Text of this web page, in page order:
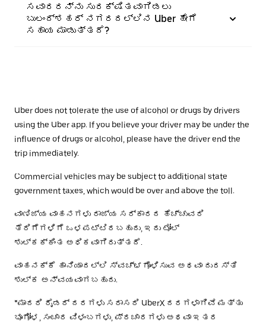
ಸವಾರರನ್ನು ಸುರಕ್ಷಿತವಾಗಿಡಲು
ಬುಲಂದ್‌ಶಹರ್ ನಗರದಲ್ಲಿನ Uber ಹೇಗೆ
ಸಹಾಯ ಮಾಡುತ್ತದೆ?
Uber does not tolerate the use of alcohol or drugs by drivers
using the Uber app. If you believe your driver may be under the
influence of drugs or alcohol, please have the driver end the
trip immediately.
Commercial vehicles may be subject to additional state
government taxes, which would be over and above the toll.
ವಾಣಿಜ್ಯ ವಾಹನಗಳು ರಾಜ್ಯ ಸರ್ಕಾರದ ಹೆಚ್ಚುವರಿ
ತೆರಿಗೆಗಳಿಗೆ ಒಳಪಟ್ಟಿರಬಹುದು, ಇದು ಟೋಲ್
ಶುಲ್ಕಕ್ಕಿಂತ ಅಧಿಕವಾಗಿರುತ್ತದೆ.
ವಾಹನಕ್ಕೆ ಹಾನಿಯಾದಲ್ಲಿ ಸ್ವಚ್ಛಗೊಳಿಸುವ ಅಥವಾ ದುರಸ್ತಿ
ಶುಲ್ಕ ಅನ್ವಯವಾಗಬಹುದು.
*ಮಾದರಿ ರೈಡರ್ ದರಗಳು ಸರಾಸರಿ UberX ದರಗಳಾಗಿವೆ ಮತ್ತು
ಭೂಗೋಳ, ಸಂಚಾರ ವಿಳಂಬಗಳು, ಪ್ರಚಾರಗಳು ಅಥವಾ ಇತರ